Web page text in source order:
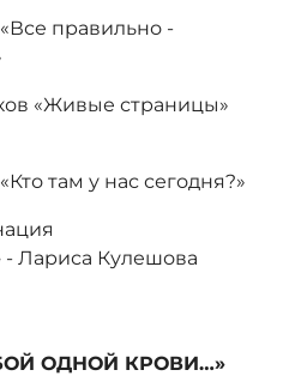
правильно -
«Живые страницы»
там у нас сегодня?»
- Лариса Кулешова
ОДНОЙ КРОВИ…»